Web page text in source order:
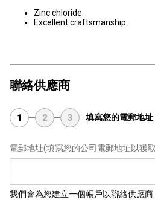
Zinc chloride.
Excellent craftsmanship.
聯絡供應商
1 2 3 填寫您的電郵地址
電郵地址(填寫您的公司電郵地址以獲
我們會為您建立一個帳戶以聯絡供應商